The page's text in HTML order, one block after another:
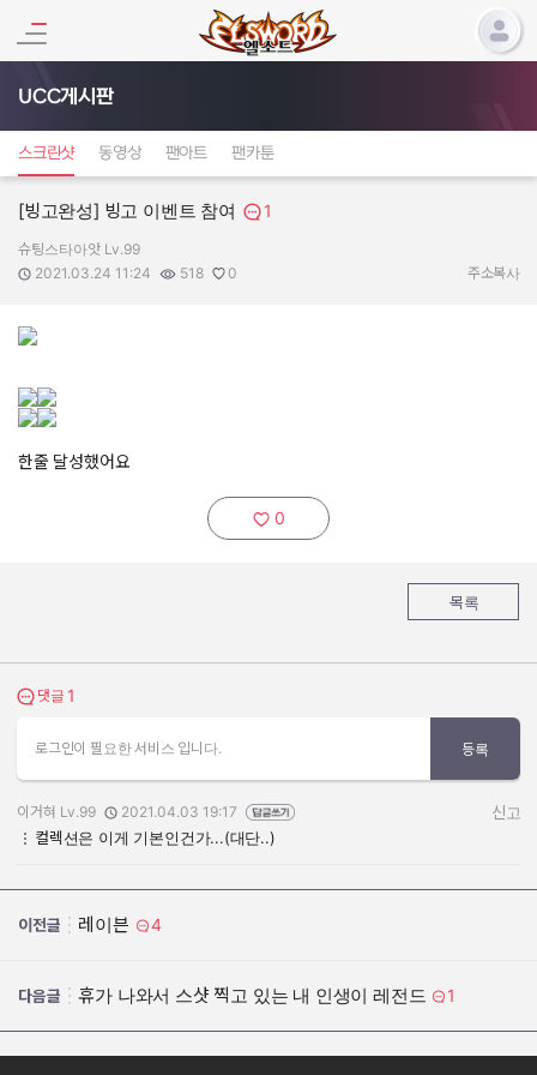
UCC게시판
스크린샷 동영상 팬아트 팬카툰
[빙고완성] 빙고 이벤트 참여 1
작성자:
슈팅스타아앗 Lv.99
작성일:
2021.03.24 11:24
조회수:
518
추천수:
0 주소복사
한줄 달성했어요
추천하기:
0
목록
댓글 보기
댓글 1
로그인이 필요한 서비스 입니다. 등록
작성자:
이거혀 Lv.99
작성일:
2021.04.03 19:17
신고
컬렉션은 이게 기본인건가...(대단..)
이전글 레이븐 4
다음글 휴가 나와서 스샷 찍고 있는 내 인생이 레전드 1